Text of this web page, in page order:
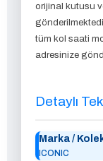
orijinal kutusu
tüm kol saati
adresinize
Detaylı
Marka /
ICONIC